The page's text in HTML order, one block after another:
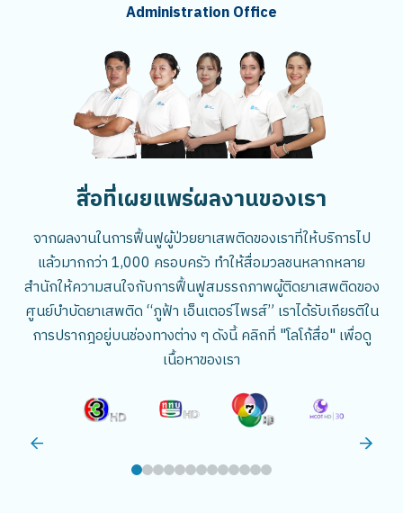
Administration Office
สื่อที่เผยแพร่ผลงานของเรา
จากผลงานในการฟื้นฟูผู้ป่วยยาเสพติดของเราที่ให้บริการไป
แล้วมากกว่า 1,000 ครอบครัว ทำให้สื่อมวลชนหลากหลาย
สำนักให้ความสนใจกับการฟื้นฟูสมรรถภาพผู้ติดยาเสพติดของ
ศูนย์บำบัดยาเสพติด “ภูฟ้า เอ็นเตอร์ไพรส์” เราได้รับเกียรติใน
การปรากฎอยู่บนช่องทางต่าง ๆ ดังนี้ คลิกที่ "โลโก้สื่อ" เพื่อดู
เนื้อหาของเรา